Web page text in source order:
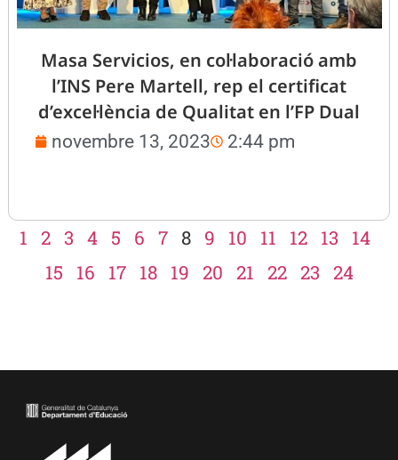
Masa Servicios, en col·laboració amb
l’INS Pere Martell, rep el certificat
d’excel·lència de Qualitat en l’FP Dual
novembre 13, 2023 2:44 pm
1 2 3 4 5 6 7 8 9 10 11 12 13
14
15
16 17 18 19 20 21 22 23 24